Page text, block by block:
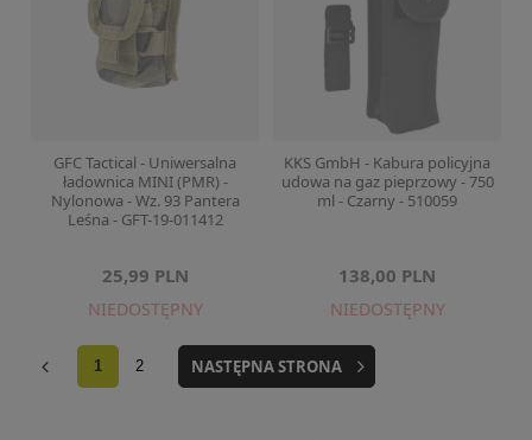
GFC Tactical - Uniwersalna
ładownica MINI (PMR) -
Nylonowa - Wz. 93 Pantera
Leśna - GFT-19-011412
25,99 PLN
NIEDOSTĘPNY
KKS GmbH - Kabura policyjna
udowa na gaz pieprzowy - 750
ml - Czarny - 510059
138,00 PLN
NIEDOSTĘPNY
1 2 NASTĘPNA STRONA